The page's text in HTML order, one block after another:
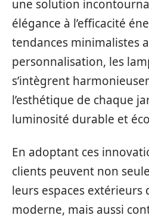
une solution
élégance à l’efficacité
tendances minimalistes
personnalisation, les
s’intègrent
l’esthétique de chaque
luminosité durable et
En adoptant ces
clients peuvent non
leurs espaces extérieurs
moderne, mais aussi